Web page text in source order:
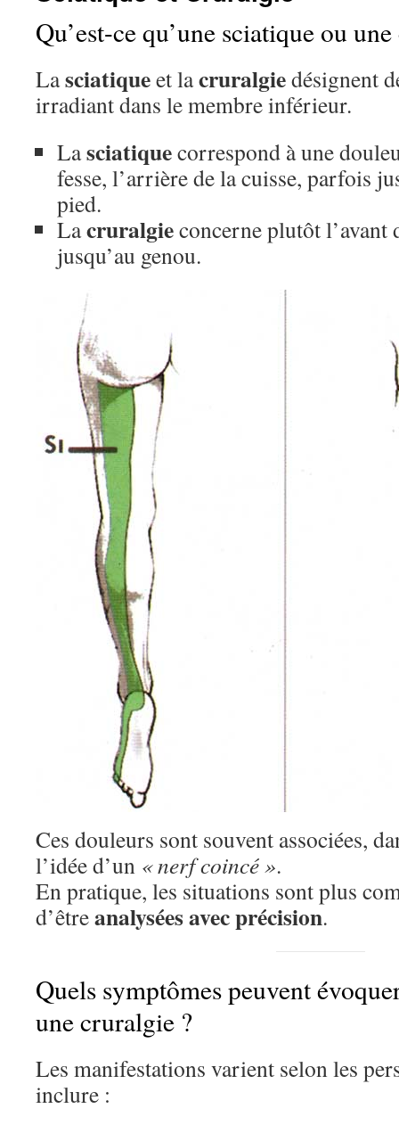
Qu’est-ce qu’une sciatique ou
Lasciatiqueet lacruralgiedésignent
irradiant dans le membre inférieur.
Lasciatiquecorrespond à une
fesse, l’arrière de la cuisse, parfois
pied.
Lacruralgieconcerne plutôt l’avant
jusqu’au genou.
Ces douleurs sont souvent associées,
l’idée d’un « nerf coincé ».
En pratique, les situations sont plus
d’êtreanalysées avec précision.
Quels symptômes peuvent
une cruralgie ?
Les manifestations varient selon les
inclure :